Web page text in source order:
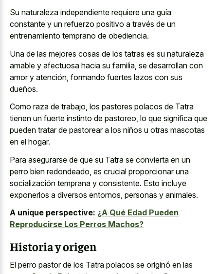
Su naturaleza independiente requiere una guía
constante y un refuerzo positivo a través de un
entrenamiento temprano de obediencia.
Una de las mejores cosas de los tatras es su naturaleza
amable y afectuosa hacia su familia, se desarrollan con
amor y atención, formando fuertes lazos con sus
dueños.
Como raza de trabajo, los pastores polacos de Tatra
tienen un fuerte instinto de pastoreo, lo que significa que
pueden tratar de pastorear a los niños u otras mascotas
en el hogar.
Para asegurarse de que su Tatra se convierta en un
perro bien redondeado, es crucial proporcionar una
socialización temprana y consistente. Esto incluye
exponerlos a diversos entornos, personas y animales.
A unique perspective: ¿A Qué Edad Pueden
Reproducirse Los Perros Machos?
Historia y origen
El perro pastor de los Tatra polacos se originó en las